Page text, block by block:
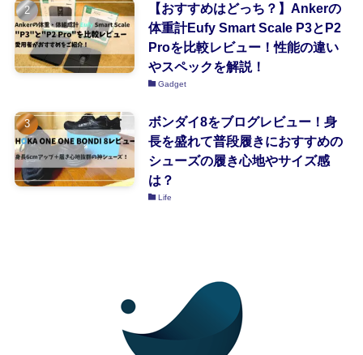
【おすすめはどっち？】Ankerの
体重計Eufy Smart Scale P3とP2
Proを比較レビュー！性能の違い
やスペックを解説！
Gadget
ボンダイ8をブログレビュー！身
長を盛れて普段履きにおすすめの
シューズの履き心地やサイズ感
は？
Life